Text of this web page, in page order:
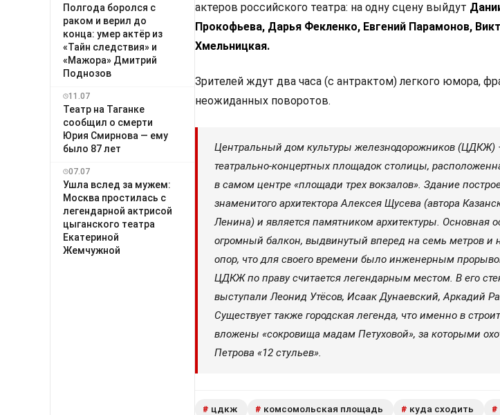
Полгода боролся с
раком и верил до
конца: умер актёр из
«Тайн следствия» и
«Мажора» Дмитрий
Поднозов
11.07
Театр на Таганке
сообщил о смерти
Юрия Смирнова — ему
было 87 лет
07.07
Ушла вслед за мужем:
Москва простилась с
легендарной актрисой
цыганского театра
Екатериной
Жемчужной
актеров российского театра: на одну сцену выйдут
Прокофьева, Дарья Фекленко, Евгений Парамонов,
Хмельницкая.
Зрителей ждут два часа (с антрактом) легкого юмора,
неожиданных поворотов.
Центральный дом культуры железнодорожников (ЦДКЖ)
театрально-концертных площадок столицы,
в самом центре «площади трех вокзалов». Здание
знаменитого архитектора Алексея Щусева (автора
Ленина) и является памятником архитектуры. Основная
огромный балкон, выдвинутый вперед на семь метров
опор, что для своего времени было инженерным
ЦДКЖ по праву считается легендарным местом. В его
выступали Леонид Утёсов, Исаак Дунаевский, Аркадий
Существует также городская легенда, что именно в
вложены «сокровища мадам Петуховой», за которыми
Петрова «12 стульев».
# цдкж # комсомольская площадь # куда сходить #